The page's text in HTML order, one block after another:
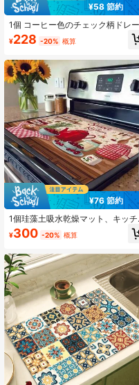
4.89 2.1K フォロ
4.89 2.1K フォ
4.89 2.1K フォ
¥58 節約
1個 コーヒー色のチェック柄ドレー
ンマット、新しい吸収性のあるキッ
チンカウンター乾燥パッド、キッ
ト、ソフトな珪藻土製 滑り止め
マット、キッチンカウンター、コ
ヒーメーカー、エスプレッソマシ
などに適しています。
¥228 -20% 概算
¥76 節約
1個珪藻土吸水乾燥マット、キッチ
カウンター排水マット、コーヒーマ
シンマット、プアオーバーコーヒ
ト、滑り止め裏地キッチンマット
ダイニングテーブルマット、朝食
ット、洗濯機マット、ホームキッ
ンダイニングテーブルコーヒーシ
ップバー装飾マット、ホリデーパー
ティー新築祝いギフト
¥300 -20% 概算